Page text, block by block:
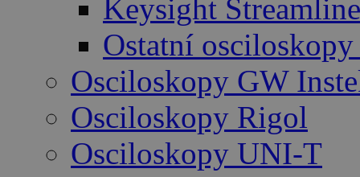
Keysight
Ostatní
Osciloskopy GW
Osciloskopy Rigol
Osciloskopy UNI-T